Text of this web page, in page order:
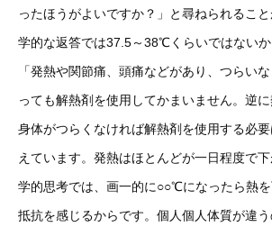
ったほうがよいですか？」と尋ねられるこ
学的な返答では37.5～38℃くらいではない
「発熱や関節痛、頭痛などがあり、つらい
っても解熱剤を使用してかまいません。逆
身体がつらくなければ解熱剤を使用する必
えています。発熱はほとんどが一日程度で
学的思考では、画一的に○○℃になったら熱
抵抗を感じるからです。個人個人体質が違